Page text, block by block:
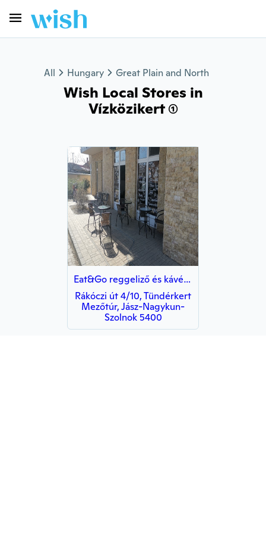
All Hungary Great Plain and North
Wish Local Stores in
Vízközikert (1)
Eat&Go reggeliző és kávézó
Rákóczi út 4/10, Tündérkert
Mezőtúr, Jász-Nagykun-
Szolnok 5400